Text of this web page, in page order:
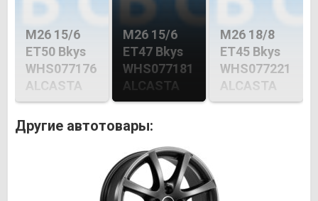
M26 15/6
ET50 Bkys
WHS077176
ALCASTA
M26 15/6
ET47 Bkys
WHS077181
ALCASTA
M26 18/8
ET45 Bkys
WHS077221
ALCASTA
Другие автотовары: